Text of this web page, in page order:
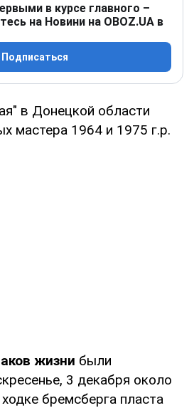
в курсе главного –
на Новини на OBOZ.UA в
Подписаться
в Донецкой области
мастера 1964 и 1975 г.р.
жизни были
3 декабря около
бремсберга пласта